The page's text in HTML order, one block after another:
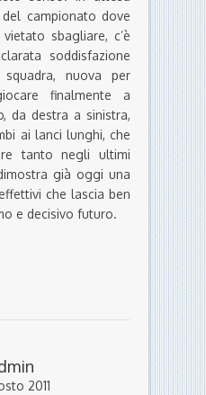
campionato dove
sbagliare, c’è
soddisfazione
nuova per
finalmente a
da destra a sinistra,
ai lanci lunghi, che
tanto negli ultimi
già oggi una
che lascia ben
e decisivo futuro.
2011